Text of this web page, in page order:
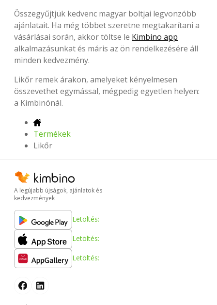
Összegyűjtjük kedvenc magyar boltjai legvonzóbb
ajánlatait. Ha még többet szeretne megtakarítani a
vásárlásai során, akkor töltse le Kimbino app
alkalmazásunkat és máris az ön rendelkezésére áll
minden kedvezmény.
Likőr remek árakon, amelyeket kényelmesen
összevethet egymással, mégpedig egyetlen helyen:
a Kimbinónál.
Termékek
Likőr
A legújabb újságok, ajánlatok és
kedvezmények
Letöltés:
Letöltés:
Letöltés: